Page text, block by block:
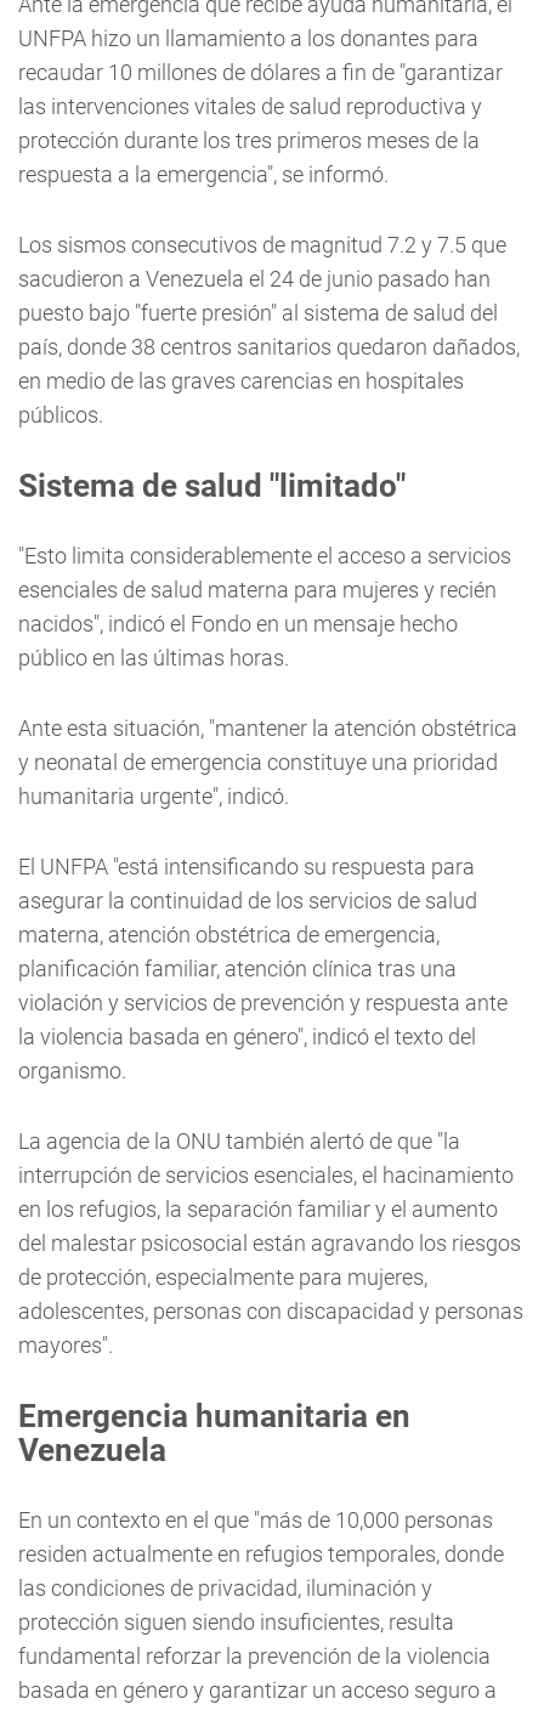
UNFPA hizo un llamamiento a los donantes para
recaudar 10 millones de dólares a fin de "garantizar
las intervenciones vitales de salud reproductiva y
protección durante los tres primeros meses de la
respuesta a la emergencia", se informó.
Los sismos consecutivos de magnitud 7.2 y 7.5 que
sacudieron a Venezuela el 24 de junio pasado han
puesto bajo "fuerte presión" al sistema de salud del
país, donde 38 centros sanitarios quedaron dañados,
en medio de las graves carencias en hospitales
públicos.
Sistema de salud "limitado"
"Esto limita considerablemente el acceso a servicios
esenciales de salud materna para mujeres y recién
nacidos", indicó el Fondo en un mensaje hecho
público en las últimas horas.
Ante esta situación, "mantener la atención obstétrica
y neonatal de emergencia constituye una prioridad
humanitaria urgente", indicó.
El UNFPA "está intensificando su respuesta para
asegurar la continuidad de los servicios de salud
materna, atención obstétrica de emergencia,
planificación familiar, atención clínica tras una
violación y servicios de prevención y respuesta ante
la violencia basada en género", indicó el texto del
organismo.
La agencia de la ONU también alertó de que "la
interrupción de servicios esenciales, el hacinamiento
en los refugios, la separación familiar y el aumento
del malestar psicosocial están agravando los riesgos
de protección, especialmente para mujeres,
adolescentes, personas con discapacidad y personas
mayores".
Emergencia humanitaria en
Venezuela
En un contexto en el que "más de 10,000 personas
residen actualmente en refugios temporales, donde
las condiciones de privacidad, iluminación y
protección siguen siendo insuficientes, resulta
fundamental reforzar la prevención de la violencia
basada en género y garantizar un acceso seguro a